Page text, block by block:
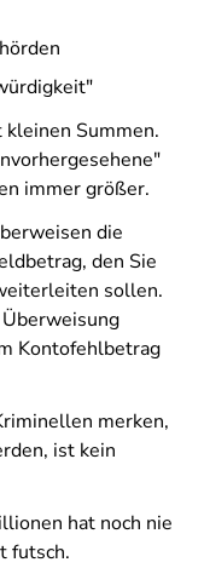
Summen.
immer größer.
die
den Sie
sollen.
Kontofehlbetrag
merken,
ist kein
hat noch nie
futsch.